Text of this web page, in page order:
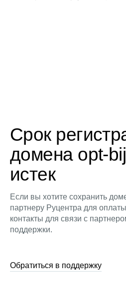
Срок
домена opt-
истек
Если вы хотите сохранить
партнеру Руцентра для
контакты для связи с
поддержки.
Обратиться в поддержку